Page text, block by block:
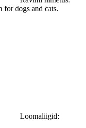
for dogs and cats.
Loomaliigid: